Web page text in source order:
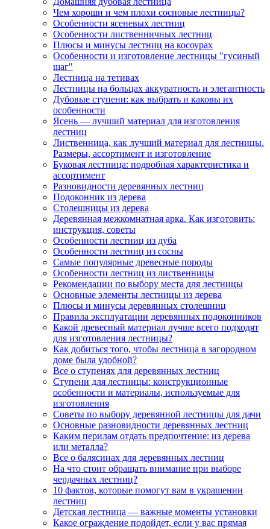
Чем хороши и чем плохи сосновые лестницы?
Особенности ясеневых лестниц
Особенности лиственничных лестниц
Плюсы и минусы лестниц на косоурах
Особенности и изготовление лестницы "гусиный
шаг"
Лестница на тетивах
Лестницы на больцах аккуратность и элегантность
Дубовые ступени: как выбрать и каковы их
особенности
Ясень — лучший материал для изготовления
лестниц
Лиственница, как лучший материал для лестницы.
Размеры, ассортимент и изготовление
Буковая лестница: подробная характеристика и
ассортимент
Разновидности деревянных лестниц
Подоконник из дерева
Столешницы из дерева
Деревянная межкомнатная арка. Как изготовить:
инструкция, советы
Особенности лестниц из дуба
Особенности лестниц из сосны
Самые популярные древесные породы
Особенности лестниц из лиственницы
Рекомендации по выбору места для лестницы
Основные элементы лестницы из дерева
Плюсы и минусы деревянных столешниц
Правила эксплуатации деревянных подоконников
Какой древесный материал лучше всего подходят
для изготовления лестницы?
Как добиться того, чтобы лестница в загородном
доме была удобной?
Все о ступенях для деревянных лестниц
Ступени для лестницы: конструкционные
особенности и материалы, используемые для
изготовления
Советы по выбору деревянной лестницы для дачи
Основные разновидности деревянных лестниц
Каким перилам отдать предпочтение: из дерева
или металла?
Все о балясинах для деревянных лестниц
На что стоит обращать внимание при выборе
чердачных лестниц?
10 фактов, которые помогут вам в украшении
лестниц
Детская лестница — важные моменты установки
Какое ограждение подойдет, если у вас прямая